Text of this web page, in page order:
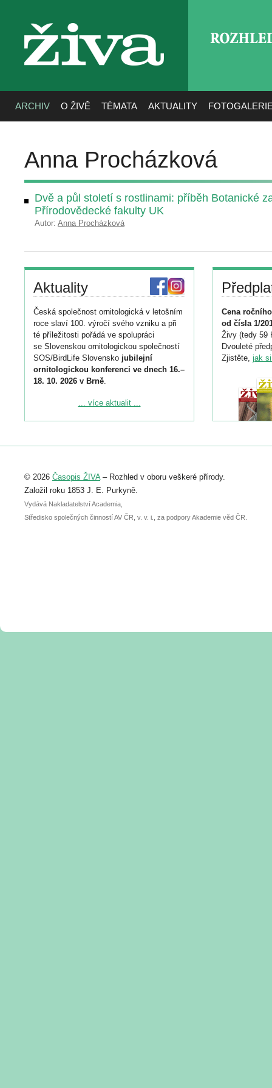
živa
ARCHIV O ŽIVĚ TÉMATA AKTUALITY
Anna Procházková
Dvě a půl století s rostlinami: příběh Botanické
Přírodovědecké fakulty UK
Autor: Anna Procházková
Aktuality
Česká společnost ornitologická v letošním
roce slaví 100. výročí svého vzniku a při
té příležitosti pořádá ve spolupráci
se Slovenskou ornitologickou společností
SOS/BirdLife Slovensko jubilejní
ornitologickou konferenci ve dnech 16.–
18. 10. 2026 v Brně.
Podrobnější informace ke konferenci
Registrovat se můžete do 6. září.
abstraktu přihlášené přednášky nebo
posteru je už 30. června.
... více aktualit ...
Cena
od čísla 1/
Živy (tedy 59
Dvouleté
Zjistěte, jak
© 2026 Časopis ŽIVA– Rozhled v oboru veškeré přírody.
Založil roku 1853 J. E. Purkyně.
Vydává Nakladatelství Academia,
Středisko společných činností AV ČR, v. v. i., za podpory Akademie věd ČR.